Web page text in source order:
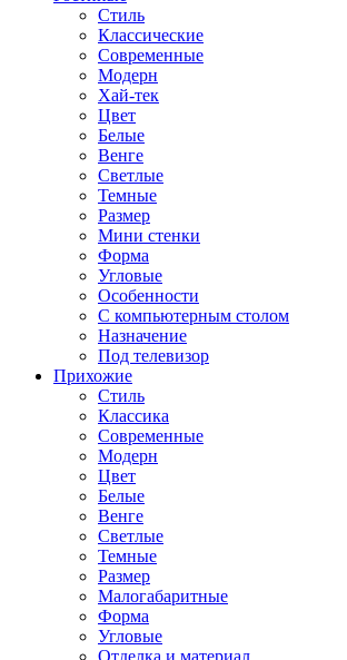
Стиль
Классические
Современные
Модерн
Хай-тек
Цвет
Белые
Венге
Светлые
Темные
Размер
Мини стенки
Форма
Угловые
Особенности
С компьютерным столом
Назначение
Под телевизор
Прихожие
Стиль
Классика
Современные
Модерн
Цвет
Белые
Венге
Светлые
Темные
Размер
Малогабаритные
Форма
Угловые
Отделка и материал